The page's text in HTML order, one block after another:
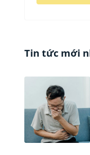
Tin tức mới